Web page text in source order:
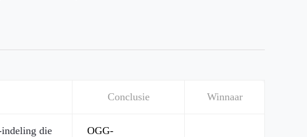
Conclusie Winnaar
indeling die
OGG-